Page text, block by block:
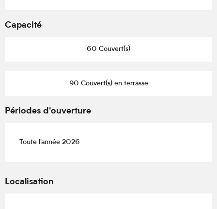
Capacité
60 Couvert(s)
90 Couvert(s) en terrasse
Périodes d'ouverture
Toute l'année 2026
Localisation